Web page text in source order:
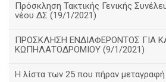
Πρόσκληση Τακτικής Γενικής
νέου ΔΣ (19/1/2021)
ΠΡΟΣΚΛΗΣΗ ΕΝΔΙΑΦΕΡΟΝΤΟΣ ΓΙΑ
ΚΩΠΗΛΑΤΟΔΡΟΜΙΟΥ (9/1/2021)
Η λίστα των 25 που πήραν